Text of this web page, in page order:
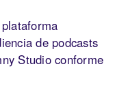
de podcasts
Studio conforme